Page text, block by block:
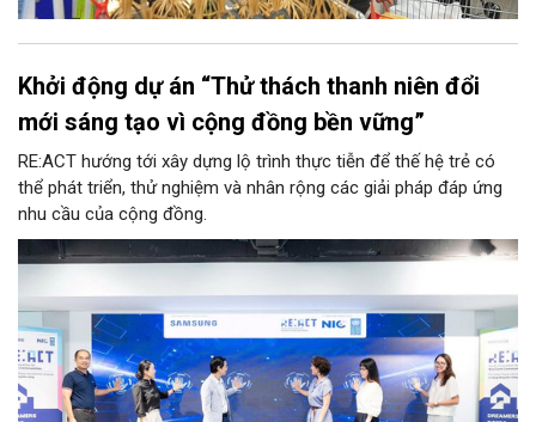
Khởi động dự án “Thử thách thanh niên đổi
mới sáng tạo vì cộng đồng bền vững”
RE:ACT hướng tới xây dựng lộ trình thực tiễn để thế hệ trẻ có
thể phát triển, thử nghiệm và nhân rộng các giải pháp đáp ứng
nhu cầu của cộng đồng.